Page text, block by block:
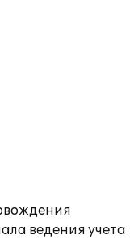
ведения учета